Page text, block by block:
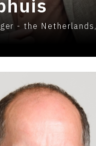
- the Netherlands,